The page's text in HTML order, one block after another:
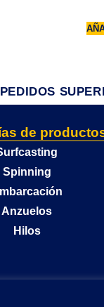
de
Spinning
Anzuelos
Hilos